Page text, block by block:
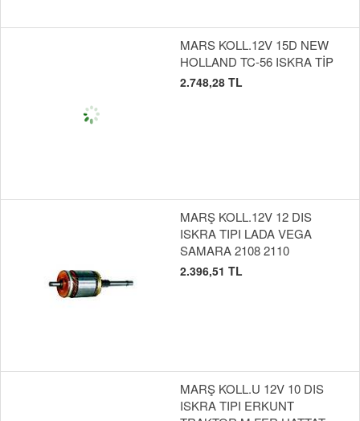
MARS KOLL.12V 15D NEW
HOLLAND TC-56 ISKRA TİP
2.748,28 TL
MARŞ KOLL.12V 12 DIS
ISKRA TIPI LADA VEGA
SAMARA 2108 2110
2.396,51 TL
MARŞ KOLL.U 12V 10 DIS
ISKRA TIPI ERKUNT